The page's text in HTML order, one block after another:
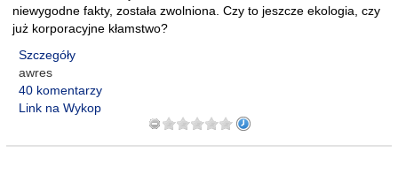
niewygodne fakty, została zwolniona. Czy to jeszcze ekologia, czy
już korporacyjne kłamstwo?
Szczegóły
awres
40 komentarzy
Link na Wykop